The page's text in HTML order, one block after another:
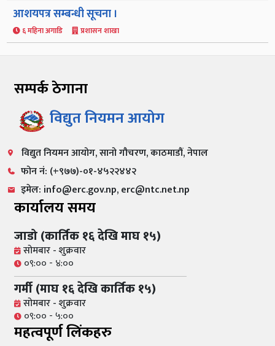
आशयपत्र सम्बन्धी सूचना ।
६ महिना अगाडि प्रशासन शाखा
सम्पर्क ठेगाना
विद्युत नियमन आयोग
विद्युत नियमन आयोग, सानो गौचरण, काठमाडौं, नेपाल
फोन नं: (+९७७)-०१-४५२२४४२
इमेल: info@erc.gov.np, erc@ntc.net.np
कार्यालय समय
जाडो (कार्तिक १६ देखि माघ १५)
सोमबार - शुक्रवार
०९:०० - ४:००
गर्मी (माघ १६ देखि कार्तिक १५)
सोमबार - शुक्रवार
०९:०० - ५:००
महत्वपूर्ण लिंकहरु